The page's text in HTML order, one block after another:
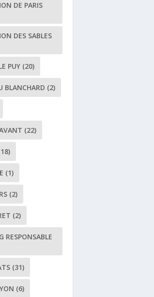
DE PARIS
DES SABLES
PUY(20)
BLANCHARD (2)
(22)
(1)
(2)
(2)
RESPONSABLE
(31)
(6)